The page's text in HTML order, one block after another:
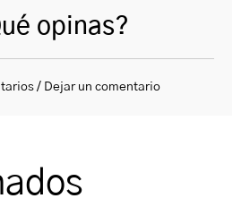
opinas?
/ Dejar un comentario